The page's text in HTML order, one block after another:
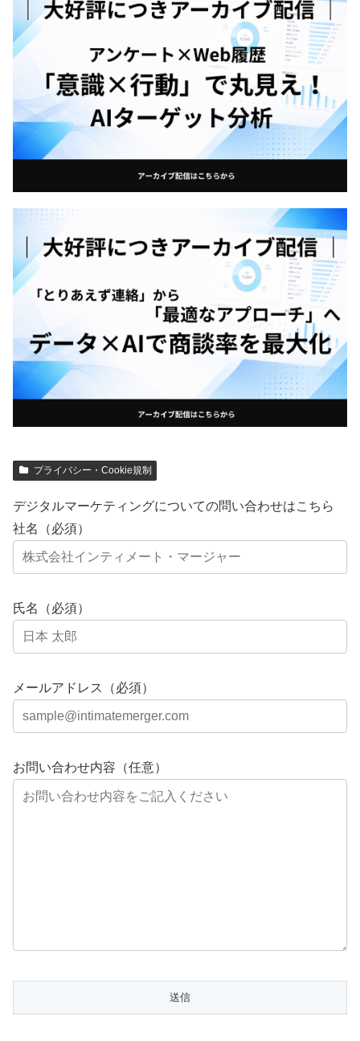
プライバシー・Cookie規制
デジタルマーケティングについての問い合わせはこちら
社名（必須）
氏名（必須）
メールアドレス（必須）
お問い合わせ内容（任意）